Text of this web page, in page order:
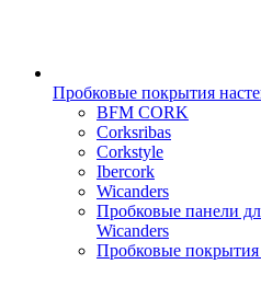
Пробковые покрытия
BFM CORK
Corksribas
Corkstyle
Ibercork
Wicanders
Пробковые панели
Wicanders
Пробковые покрытия